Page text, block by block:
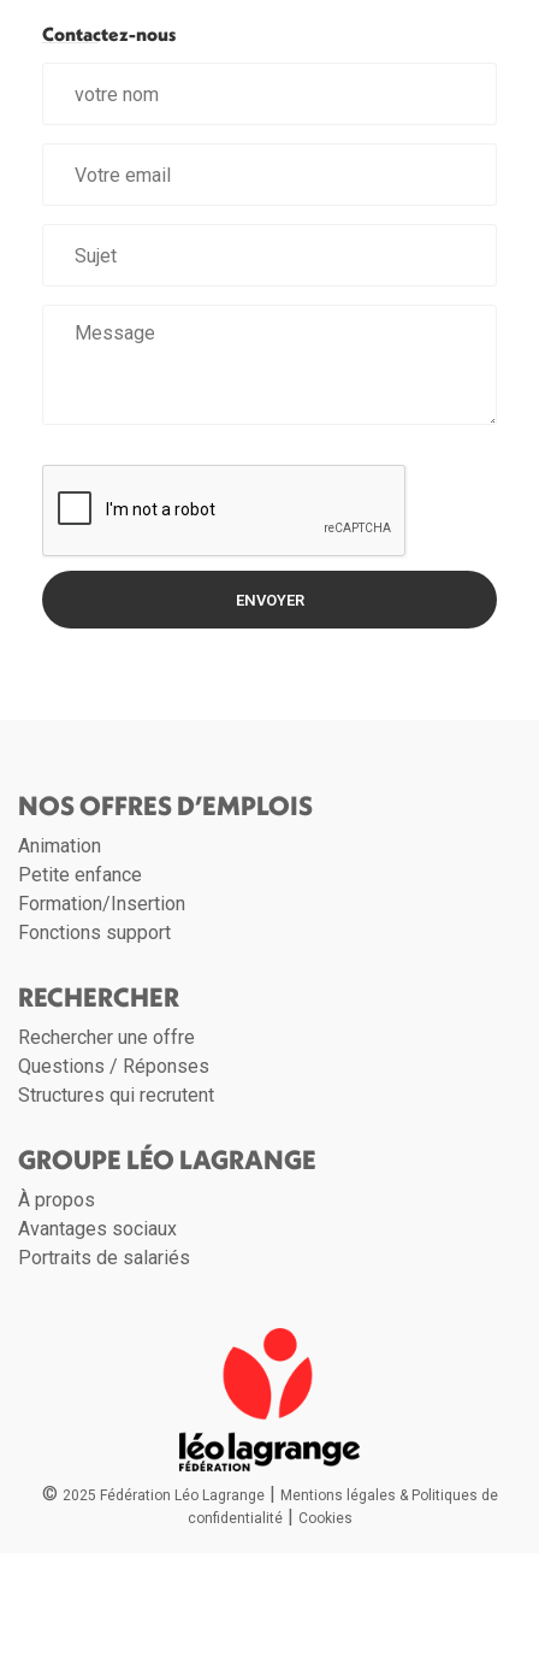
Contactez-nous
ENVOYER
NOS OFFRES D’EMPLOIS
Animation
Petite enfance
Formation/Insertion
Fonctions support
RECHERCHER
Rechercher une offre
Questions / Réponses
Structures qui recrutent
GROUPE LÉO LAGRANGE
À propos
Avantages sociaux
Portraits de salariés
© 2025 Fédération Léo Lagrange| Mentions légales & Politiques de
confidentialité| Cookies